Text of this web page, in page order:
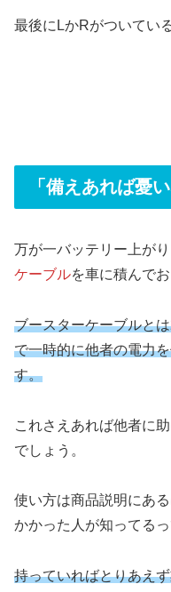
最後にLかRがついてい
「備えあれば憂い
万が一バッテリー上が
ケーブルを車に積んで
ブースターケーブルと
で一時的に他者の電力
す。
これさえあれば他者に
でしょう。
使い方は商品説明にあ
かかった人が知ってる
持っていればとりあえ